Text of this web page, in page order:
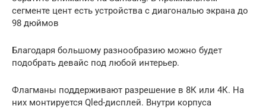
сегменте цент есть устройства с диагональю экрана до
98 дюймов
Благодаря большому разнообразию можно будет
подобрать девайс под любой интерьер.
Флагманы поддерживают разрешение в 8К или 4К. На
них монтируется Qled-дисплей. Внутри корпуса